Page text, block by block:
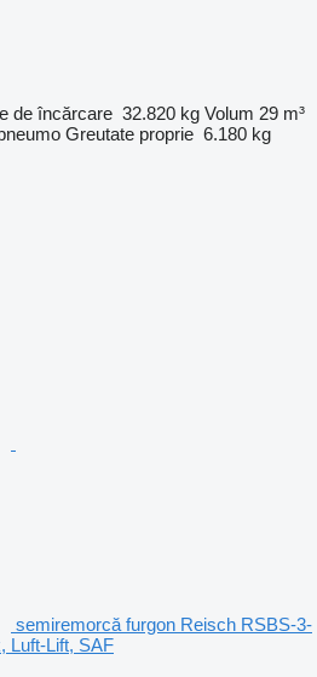
de încărcare 32.820 kg Volum 29 m³
Greutate proprie 6.180 kg
semiremorcă furgon Reisch RSBS-3-
Luft-Lift, SAF